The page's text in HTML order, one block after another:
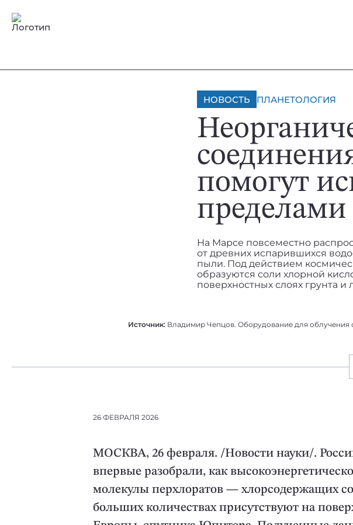
НОВОСТЬ ПЛАНЕТОЛОГИЯ
помогут
На Марсе повсеместно
от древних испарившихся
пыли. Под действием
образуются соли хлорной
поверхностных слоях грунта и
Источник: Владимир Чепцов. Оборудование для облучения
26 ФЕВРАЛЯ 2026
МОСКВА, 26 февраля. /Новости науки/.
впервые разобрали, как
молекулы перхлоратов — хлорсодержащих
больших количествах присутствуют на